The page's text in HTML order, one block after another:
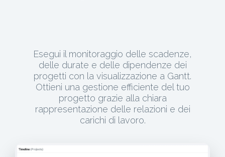
Esegui il monitoraggio delle scadenze,
delle durate e delle dipendenze dei
progetti con la visualizzazione a Gantt.
Ottieni una gestione efficiente del tuo
progetto grazie alla chiara
rappresentazione delle relazioni e dei
carichi di lavoro.